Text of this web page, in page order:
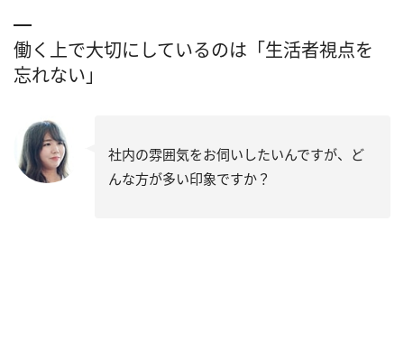
働く上で大切にしているのは「生活者視点を
忘れない」
社内の雰囲気をお伺いしたいんですが、ど
んな方が多い印象ですか？